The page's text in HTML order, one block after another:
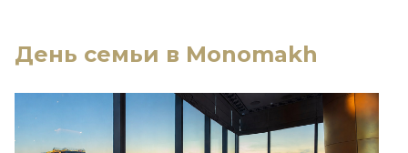
День семьи в Monomakh